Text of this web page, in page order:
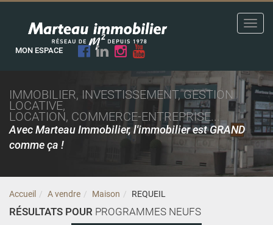
MON ESPACE
IMMOBILIER, INVESTISSEMENT, GESTION
LOCATIVE,
LOCATION, COMMERCE-ENTREPRISE...
Avec Marteau Immobilier, l'immobilier est GRAND
comme ça !
Accueil A vendre Maison REQUEIL
RÉSULTATS POUR PROGRAMMES NEUFS